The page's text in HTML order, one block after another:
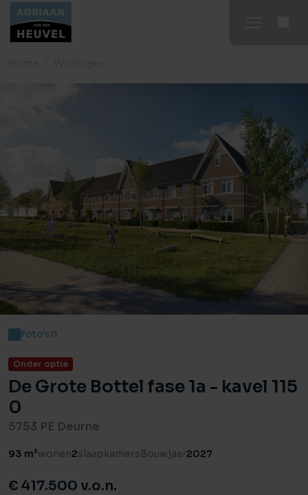
Foto's11
Onder optie
De Grote Bottel fase 1a - kavel 115
0
5753 PE Deurne
93 m²wonen2slaapkamersBouwjaar2027
€ 417.500 v.o.n.